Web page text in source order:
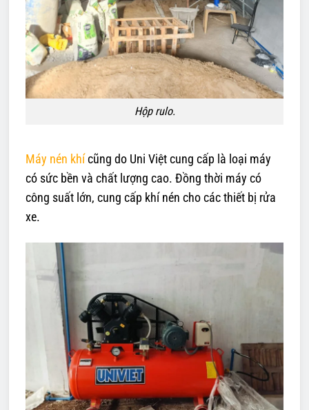
Hộp rulo.
Máy nén khícũng do Uni Việt cung cấp là loại máy
có sức bền và chất lượng cao. Đồng thời máy có
công suất lớn, cung cấp khí nén cho các thiết bị rửa
xe.